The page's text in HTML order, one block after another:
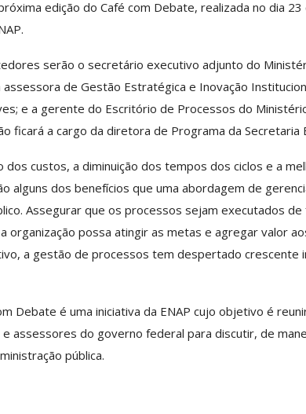
edição do Café com Debate, realizada no dia
serão o secretário executivo adjunto do
assessora de Gestão Estratégica e Inovação
e a gerente do Escritório de Processos do Ministério
ficará a cargo da diretora de Programa da Secretaria
dos custos, a diminuição dos tempos dos ciclos e a
alguns dos benefícios que uma abordagem de
Assegurar que os processos sejam executados
organização possa atingir as metas e agregar valor
a gestão de processos tem despertado
Debate é uma iniciativa da ENAP cujo objetivo é
assessores do governo federal para discutir, de
pública.
Clube De Benefícios ASSECOR
Reúne Dezenas De Escolas De
Idiomas Com Condições…
Comunicacao 29 jun, 2026
IMPRENSA
ASSECOR Acompanha Reunião